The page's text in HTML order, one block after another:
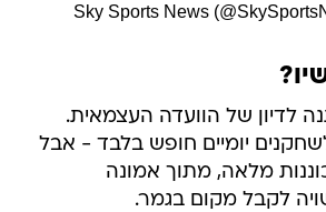
לדיון של הוועדה העצמאית.
יומיים חופש בלבד - אבל
מלאה, מתוך אמונה
לקבל מקום בגמר.